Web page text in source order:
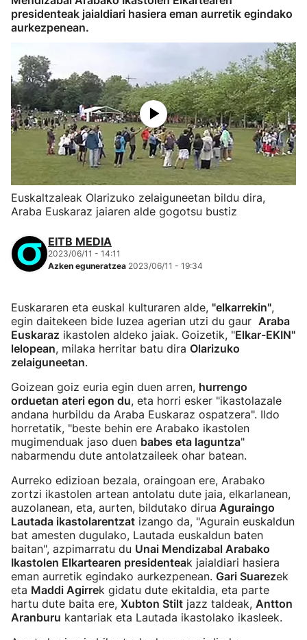
presidenteak jaialdiari hasiera eman aurretik egindako
aurkezpenean.
Euskaltzaleak Olarizuko zelaiguneetan bildu dira,
Araba Euskaraz jaiaren alde gogotsu bustiz
EITB MEDIA
2023/06/11 - 14:11
Azken eguneratzea 2023/06/11 - 19:34
Euskararen eta euskal kulturaren alde, "elkarrekin",
egin daitekeen bide luzea agerian utzi du gaur Araba
Euskaraz ikastolen aldeko jaiak. Goizetik, "Elkar-EKIN"
lelopean, milaka herritar batu dira Olarizuko
zelaiguneetan.
Goizean goiz euria egin duen arren, hurrengo
orduetan ateri egon du, eta horri esker "ikastolazale
andana hurbildu da Araba Euskaraz ospatzera". Ildo
horretatik, "beste behin ere Arabako ikastolen
mugimenduak jaso duen babes eta laguntza"
nabarmendu dute antolatzaileek ohar batean.
Aurreko edizioan bezala, oraingoan ere, Arabako
zortzi ikastolen artean antolatu dute jaia, elkarlanean,
auzolanean, eta, aurten, bildutako dirua Aguraingo
Lautada ikastolarentzat izango da, "Agurain euskaldun
bat amesten dugulako, Lautada euskaldun baten
baitan", azpimarratu du Unai Mendizabal Arabako
Ikastolen Elkartearen presidenteak jaialdiari hasiera
eman aurretik egindako aurkezpenean. Gari Suarezek
eta Maddi Agirrek gidatu dute ekitaldia, eta parte
hartu dute baita ere, Xubton Stilt jazz taldeak, Antton
Aranburu kantariak eta Lautada ikastolako ikasleek.